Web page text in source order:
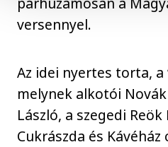
versennyel.
Az idei nyertes torta, a
melynek alkotói
László, a szegedi Reök
Cukrászda és